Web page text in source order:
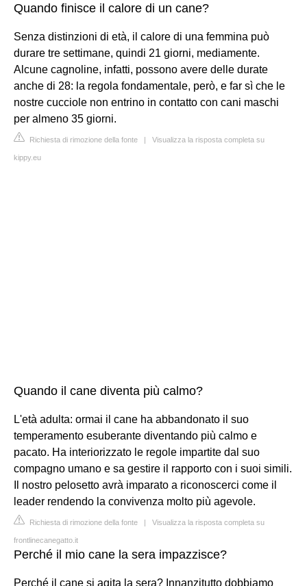
Quando finisce il calore di un cane?
Senza distinzioni di età, il calore di una femmina può
durare tre settimane, quindi 21 giorni, mediamente.
Alcune cagnoline, infatti, possono avere delle durate
anche di 28: la regola fondamentale, però, e far sì che le
nostre cucciole non entrino in contatto con cani maschi
per almeno 35 giorni.
Richiesta di rimozione della fonte | Visualizza la risposta completa su
kippy.eu
Quando il cane diventa più calmo?
L'età adulta: ormai il cane ha abbandonato il suo
temperamento esuberante diventando più calmo e
pacato. Ha interiorizzato le regole impartite dal suo
compagno umano e sa gestire il rapporto con i suoi simili.
Il nostro pelosetto avrà imparato a riconoscerci come il
leader rendendo la convivenza molto più agevole.
Richiesta di rimozione della fonte | Visualizza la risposta completa su
frontlinecanegatto.it
Perché il mio cane la sera impazzisce?
Perché il cane si agita la sera? Innanzitutto dobbiamo